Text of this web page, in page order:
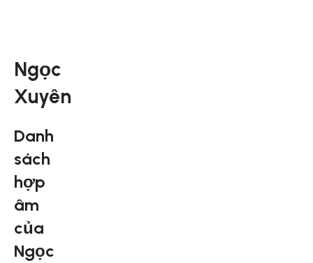
Ngọc
Xuyên
Danh
sách
hợp
âm
của
Ngọc